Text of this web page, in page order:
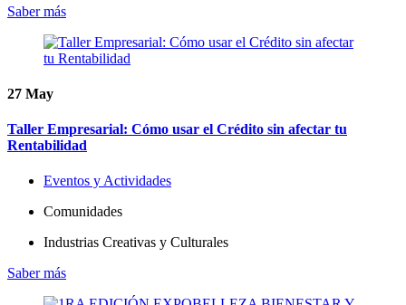
Saber más
27 May
Taller Empresarial: Cómo usar el Crédito sin afectar tu
Rentabilidad
Eventos y Actividades
Comunidades
Industrias Creativas y Culturales
Saber más